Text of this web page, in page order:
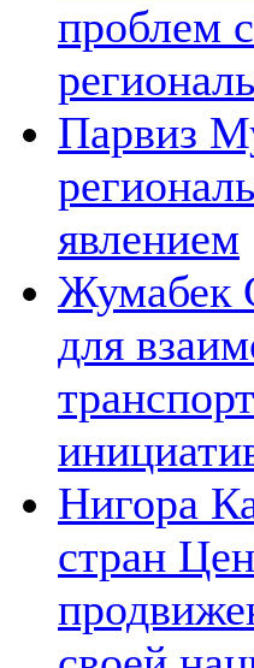
проблем
Парвиз
явлением
Жумабек
для
Нигора
стран